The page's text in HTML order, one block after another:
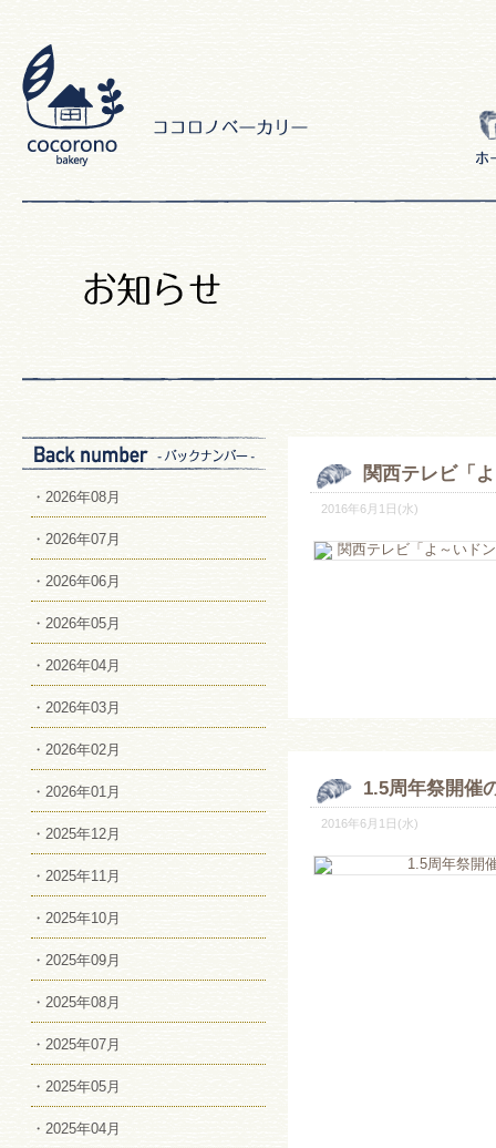
関西テレビ「
2016年6月1日(水)
1.5周年祭開催
2016年6月1日(水)
・2026年08月
・2026年07月
・2026年06月
・2026年05月
・2026年04月
・2026年03月
・2026年02月
・2026年01月
・2025年12月
・2025年11月
・2025年10月
・2025年09月
・2025年08月
・2025年07月
・2025年05月
・2025年04月